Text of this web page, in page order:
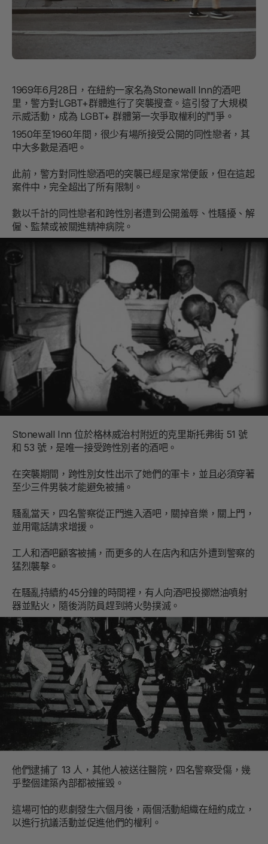
1969年6月28日，在紐約一家名為Stonewall Inn的酒吧
里，警方對LGBT+群體進行了突襲搜查。這引發了大規模
示威活動，成為 LGBT+ 群體第一次爭取權利的鬥爭。
1950年至1960年間，很少有場所接受公開的同性戀者，其
中大多數是酒吧。
此前，警方對同性戀酒吧的突襲已經是家常便飯，但在這起
案件中，完全超出了所有限制。
數以千計的同性戀者和跨性別者遭到公開羞辱、性騷擾、解
僱、監禁或被關進精神病院。
Stonewall Inn 位於格林威治村附近的克里斯托弗街 51 號
和 53 號，是唯一接受跨性別者的酒吧。
在突襲期間，跨性別女性出示了她們的軍卡，並且必須穿著
至少三件男裝才能避免被捕。
騷亂當天，四名警察從正門進入酒吧，關掉音樂，關上門，
並用電話請求增援。
工人和酒吧顧客被捕，而更多的人在店內和店外遭到警察的
猛烈襲擊。
在騷亂持續約45分鐘的時間裡，有人向酒吧投擲燃油噴射
器並點火，隨後消防員趕到將火勢撲滅。
他們逮捕了 13 人，其他人被送往醫院，四名警察受傷，幾
乎整個建築內部都被摧毀。
這場可怕的悲劇發生六個月後，兩個活動組織在紐約成立，
以進行抗議活動並促進他們的權利。